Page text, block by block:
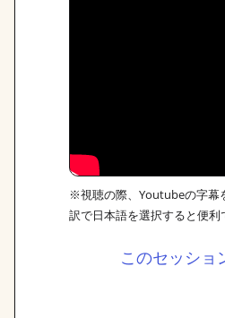
※視聴の際、Youtubeの字幕
訳で日本語を選択すると便利
このセッショ